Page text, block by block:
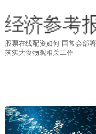
股票在线配资如何 国常会部署
落实大食物观相关工作